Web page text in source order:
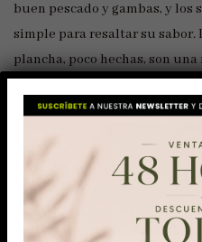
buen pescado y gambas, y los
simple para resaltar su sabor.
plancha, poco hechas, son
El olivo es uno de los árboles
Sin ir más lejos, en tu tierra
siguen hoy en día
igual que tu juego. ¿Son
La verdad es que nunca había